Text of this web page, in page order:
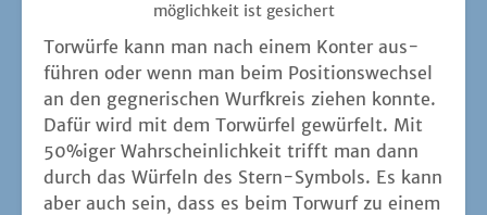
mög­lich­keit ist gesichert
Tor­wür­fe kann man nach einem Kon­ter aus­
füh­ren oder wenn man beim Posi­ti­ons­wech­sel
an den geg­ne­ri­schen Wurf­kreis zie­hen konn­te.
Dafür wird mit dem Tor­wür­fel gewür­felt. Mit
50%iger Wahr­schein­lich­keit trifft man dann
durch das Wür­feln des Stern-Sym­bols. Es kann
aber auch sein, dass es beim Tor­wurf zu einem